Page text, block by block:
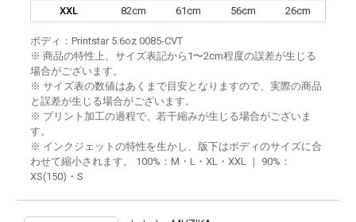
XXL 82cm 61cm 56cm 26cm
ボディ：Printstar 5.6oz 0085-CVT
※ 商品の特性上、サイズ表記から1〜2cm程度の誤差が生じる
場合がございます。
※ サイズ表の数値はあくまで目安となりますので、実際の商品
と誤差が生じる場合がございます。
※ プリント加工の過程で、若干縮みが生じる場合がございま
す。
※ インクジェットの特性を生かし、版下はボディのサイズに合
わせて縮小されます。 100%：M・L・XL・XXL ｜ 90%：
XS(150)・S